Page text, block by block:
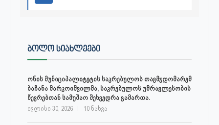
ᲑᲝᲚᲝ ᲡᲘᲐᲮᲚᲔᲔᲑᲘ
ონის მუნიციპალიტეტის საკრებულოს თავმჯდომარემ
ბაჩანა მარკოიშვილმა, საკრებულოს უმრავლესობის
წევრებთან სამუშაო შეხვედრა გამართა.
ივლისი 30, 2026 10 ნახვა